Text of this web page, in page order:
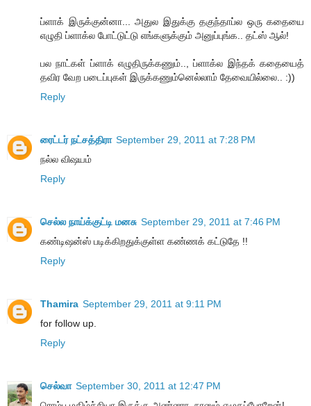
ப்ளாக் இருக்குன்னா... அதுல இதுக்கு தகுந்தாப்ல ஒரு கதையை
எழுதி ப்ளாக்ல போட்டுட்டு எங்களுக்கும் அனுப்புங்க.. தட்ஸ் ஆல்!
பல நாட்கள் ப்ளாக் எழுதிருக்கணும்.., ப்ளாக்ல இந்தக் கதையைத்
தவிர வேற படைப்புகள் இருக்கணும்னெல்லாம் தேவையில்லை.. :))
Reply
ரைட்டர் நட்சத்திரா September 29, 2011 at 7:28 PM
நல்ல விஷயம்
Reply
செல்ல நாய்க்குட்டி மனசு September 29, 2011 at 7:46 PM
கண்டிஷன்ஸ் படிக்கிறதுக்குள்ள கண்ணக் கட்டுதே !!
Reply
Thamira September 29, 2011 at 9:11 PM
for follow up.
Reply
செல்வா September 30, 2011 at 12:47 PM